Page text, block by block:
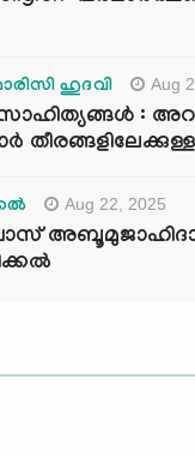
ഹുദവി Aug
സാഹിത്യങ്ങൾ :
Aug 22, 2025